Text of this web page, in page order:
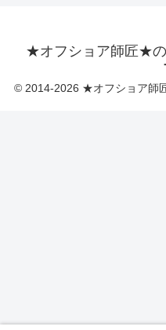
★オフショア師匠★の
© 2014-2026 ★オフショア師